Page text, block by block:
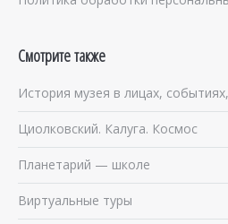
Смотрите также
История музея в лицах,
Циолковский. Калуга. Космос
Планетарий — школе
Виртуальные туры